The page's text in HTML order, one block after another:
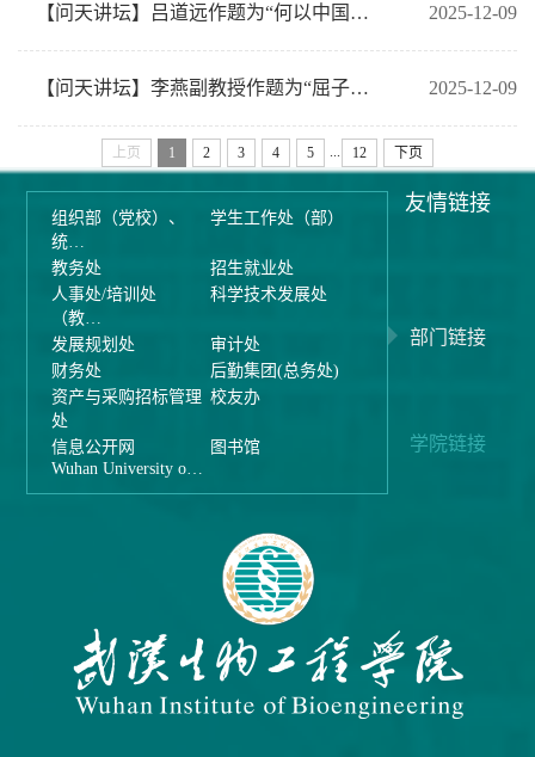
2025-12-09
【问天讲坛】吕道远作题为“何以中国？——历代国宝级文物赏析”科研讲座预告
2025-12-09
【问天讲坛】李燕副教授作题为“屈子精神的艺术共鸣——跨学科视角下的求索之路”科研讲座预告
上页 1 2 3 4 5 12 下页
组织部（党校）、
统…
学生工作处（部）
教务处
招生就业处
人事处/培训处
（教…
科学技术发展处
发展规划处
审计处
财务处
后勤集团(总务处)
资产与采购招标管理
处
校友办
信息公开网
图书馆
Wuhan University o…
友情链接
部门链接
学院链接